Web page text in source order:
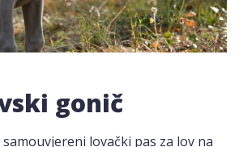
gonič
lovački pas za lov na